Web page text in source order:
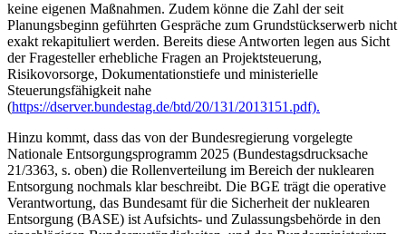
keine eigenen Maßnahmen. Zudem könne die Zahl der seit
Planungsbeginn geführten Gespräche zum Grundstückserwerb nicht
exakt rekapituliert werden. Bereits diese Antworten legen aus Sicht
der Fragesteller erhebliche Fragen an Projektsteuerung,
Risikovorsorge, Dokumentationstiefe und ministerielle
Steuerungsfähigkeit nahe
(https://dserver.bundestag.de/btd/20/131/2013151.pdf).
Hinzu kommt, dass das von der Bundesregierung vorgelegte
Nationale Entsorgungsprogramm 2025 (Bundestagsdrucksache
21/3363, s. oben) die Rollenverteilung im Bereich der nuklearen
Entsorgung nochmals klar beschreibt. Die BGE trägt die operative
Verantwortung, das Bundesamt für die Sicherheit der nuklearen
Entsorgung (BASE) ist Aufsichts- und Zulassungsbehörde in den